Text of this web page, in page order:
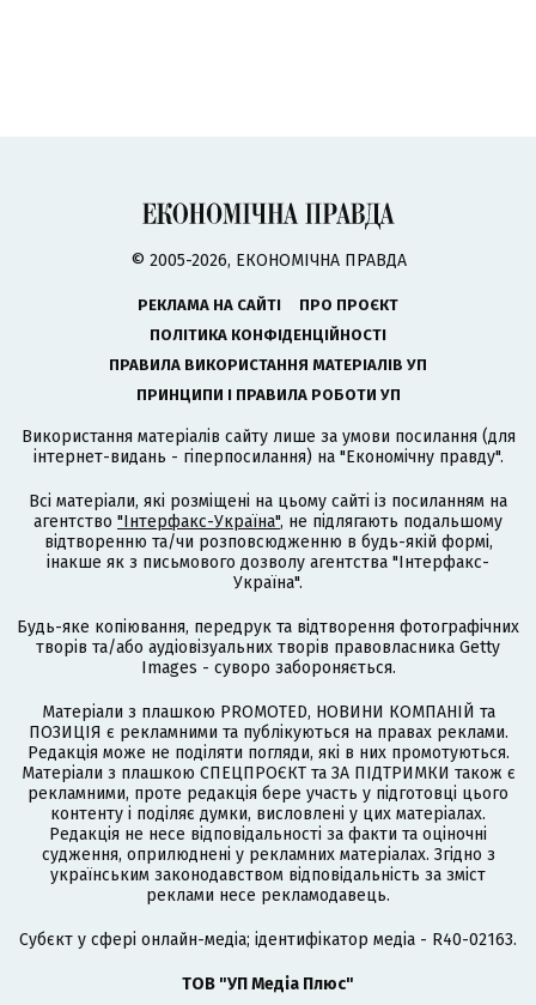
© 2005-2026, ЕКОНОМІЧНА ПРАВДА
РЕКЛАМА НА САЙТІ
ПРО ПРОЄКТ
ПОЛІТИКА КОНФІДЕНЦІЙНОСТІ
ПРАВИЛА ВИКОРИСТАННЯ МАТЕРІАЛІВ УП
ПРИНЦИПИ І ПРАВИЛА РОБОТИ УП
Використання матеріалів сайту лише за умови посилання (для
інтернет-видань - гіперпосилання) на "Економічну правду".
Всі матеріали, які розміщені на цьому сайті із посиланням на
агентство "Інтерфакс-Україна", не підлягають подальшому
відтворенню та/чи розповсюдженню в будь-якій формі,
інакше як з письмового дозволу агентства "Інтерфакс-
Україна".
Будь-яке копіювання, передрук та відтворення фотографічних
творів та/або аудіовізуальних творів правовласника Getty
Images - суворо забороняється.
Матеріали з плашкою PROMOTED, НОВИНИ КОМПАНІЙ та
ПОЗИЦІЯ є рекламними та публікуються на правах реклами.
Редакція може не поділяти погляди, які в них промотуються.
Матеріали з плашкою СПЕЦПРОЄКТ та ЗА ПІДТРИМКИ також є
рекламними, проте редакція бере участь у підготовці цього
контенту і поділяє думки, висловлені у цих матеріалах.
Редакція не несе відповідальності за факти та оціночні
судження, оприлюднені у рекламних матеріалах. Згідно з
українським законодавством відповідальність за зміст
реклами несе рекламодавець.
Cубєкт у сфері онлайн-медіа; ідентифікатор медіа - R40-02163.
ТОВ "УП Медіа Плюс"